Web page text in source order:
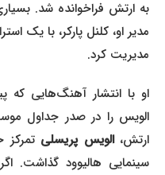
به ارتش فراخوانده شد.
مدیر او، کلنل پارکر، با یک
مدیریت کرد.
او با انتشار آهنگ‌هایی که
الویس را در صدر جداول
ارتش،الویس پریسلی تمرکز
سینمایی هالیوود گذاشت.